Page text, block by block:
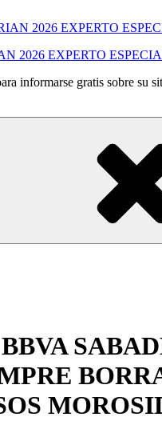
2026 EXPERTO
informarse gratis sobre su
BBVA